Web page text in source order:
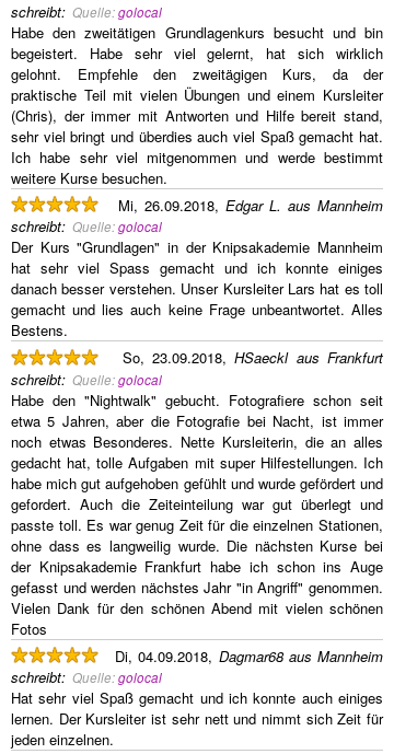
schreibt: Quelle:golocal
Habe den zweitätigen Grundlagenkurs besucht und bin
begeistert. Habe sehr viel gelernt, hat sich wirklich
gelohnt. Empfehle den zweitägigen Kurs, da der
praktische Teil mit vielen Übungen und einem Kursleiter
(Chris), der immer mit Antworten und Hilfe bereit stand,
sehr viel bringt und überdies auch viel Spaß gemacht hat.
Ich habe sehr viel mitgenommen und werde bestimmt
weitere Kurse besuchen.
Mi, 26.09.2018, Edgar L. aus Mannheim
schreibt: Quelle:golocal
Der Kurs "Grundlagen" in der Knipsakademie Mannheim
hat sehr viel Spass gemacht und ich konnte einiges
danach besser verstehen. Unser Kursleiter Lars hat es toll
gemacht und lies auch keine Frage unbeantwortet. Alles
Bestens.
So, 23.09.2018,HSaeckl aus Frankfurt
schreibt: Quelle:golocal
Habe den "Nightwalk" gebucht. Fotografiere schon seit
etwa 5 Jahren, aber die Fotografie bei Nacht, ist immer
noch etwas Besonderes. Nette Kursleiterin, die an alles
gedacht hat, tolle Aufgaben mit super Hilfestellungen. Ich
habe mich gut aufgehoben gefühlt und wurde gefördert und
gefordert. Auch die Zeiteinteilung war gut überlegt und
passte toll. Es war genug Zeit für die einzelnen Stationen,
ohne dass es langweilig wurde. Die nächsten Kurse bei
der Knipsakademie Frankfurt habe ich schon ins Auge
gefasst und werden nächstes Jahr "in Angriff" genommen.
Vielen Dank für den schönen Abend mit vielen schönen
Fotos
Di, 04.09.2018, Dagmar68 aus Mannheim
schreibt: Quelle:golocal
Hat sehr viel Spaß gemacht und ich konnte auch einiges
lernen. Der Kursleiter ist sehr nett und nimmt sich Zeit für
jeden einzelnen.